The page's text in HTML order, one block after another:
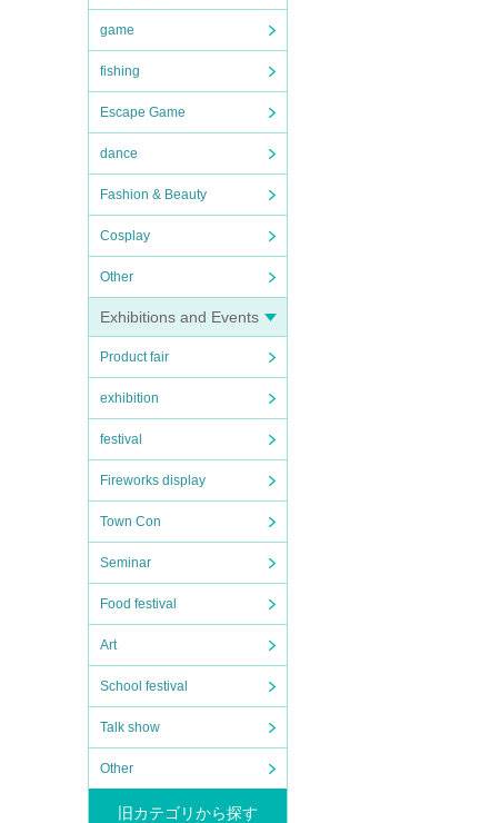
game
fishing
Escape Game
dance
Fashion & Beauty
Cosplay
Other
Exhibitions and Events
Product fair
exhibition
festival
Fireworks display
Town Con
Seminar
Food festival
Art
School festival
Talk show
Other
旧カテゴリから探す